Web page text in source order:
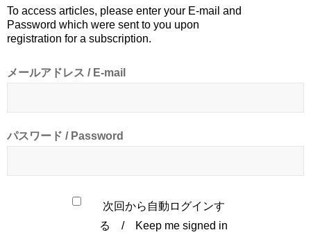
To access articles, please enter your E-mail and
Password which were sent to you upon
registration for a subscription.
メールアドレス / E-mail
パスワード / Password
次回から自動ログインす
る / Keep me signed in